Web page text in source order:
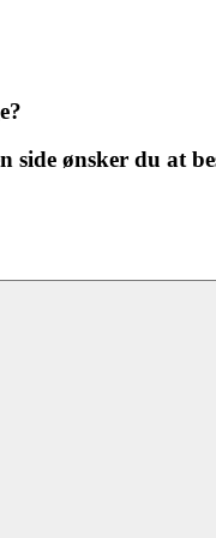
ønsker du at